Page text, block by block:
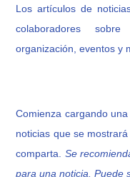
Los artículos de
colaboradores
organización, eventos y
Comienza cargando
noticias que se
comparta. Se
para una noticia. Puede